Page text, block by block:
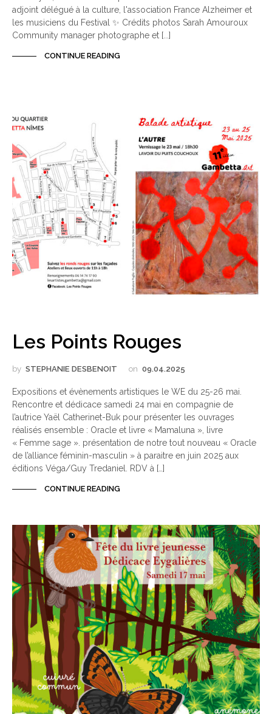
adjoint délégué à la culture, l'association France Alzheimer et
les musiciens du Festival ✨ Crédits photos Sarah Amouroux
Community manager photographe et [...]
CONTINUE READING
Les Points Rouges
by STEPHANIE DESBENOIT on 09.04.2025
Expositions et évènements artistiques le WE du 25-26 mai.
Rencontre et dédicace samedi 24 mai en compagnie de
l’autrice Yaël Catherinet-Buk pour présenter les ouvrages
réalisés ensemble : Oracle et livre « Mamaluna », livre
« Femme sage ». présentation de notre tout nouveau « Oracle
de l’alliance féminin-masculin » à paraitre en juin 2025 aux
éditions Véga/Guy Tredaniel. RDV à […]
CONTINUE READING